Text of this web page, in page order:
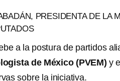
PRESIDENTA DE LA
a la postura de partidos
de México (PVEM) y el
sobre la iniciativa.